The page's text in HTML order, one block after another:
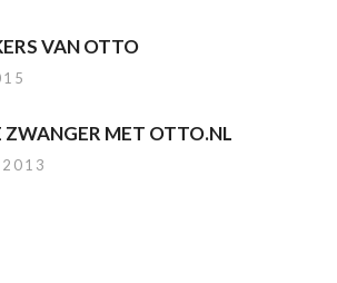
VAN OTTO
ZWANGER MET OTTO.NL
2013